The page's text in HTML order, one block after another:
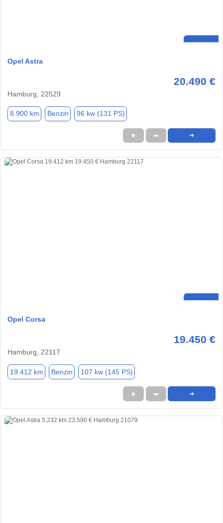
Opel Astra
20.490 €
Hamburg, 22529
8.900 km Benzin 96 kw (131 PS)
★ ➦ ➜
Opel Corsa
19.450 €
Hamburg, 22117
19.412 km Benzin 107 kw (145 PS)
★ ➦ ➜